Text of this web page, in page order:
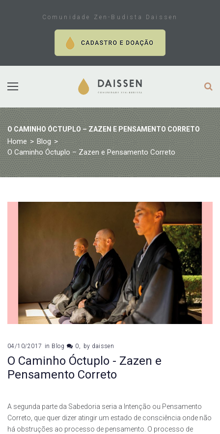
Comunidade Zen-Budista Daissen
O CAMINHO ÓCTUPLO – ZAZEN E PENSAMENTO CORRETO
Home > Blog >
O Caminho Óctuplo – Zazen e Pensamento Correto
04/10/2017 in Blog 0 by daissen
O Caminho Óctuplo - Zazen e
Pensamento Correto
A segunda parte da Sabedoria seria a Intenção ou Pensamento
Correto, que quer dizer atingir um estado de consciência onde não
há obstruções ao processo de pensamento. O processo de